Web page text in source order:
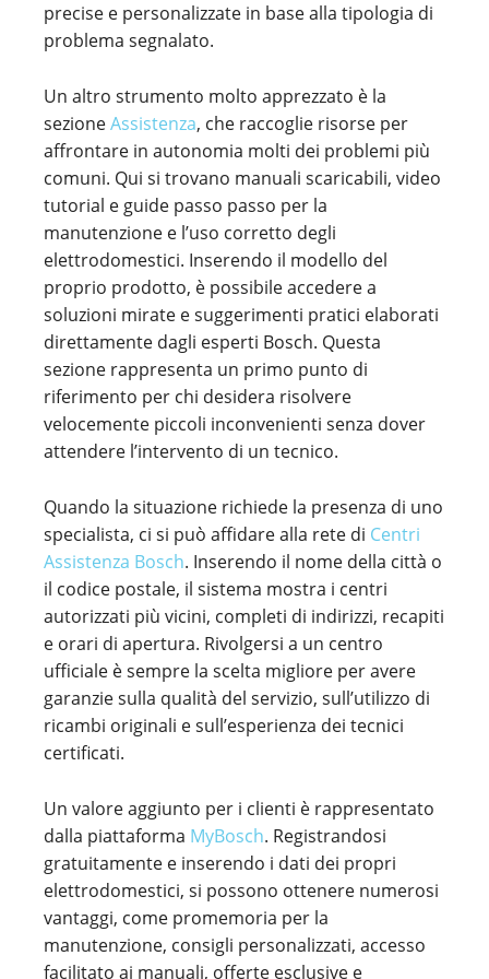
precise e personalizzate in base alla tipologia di
problema segnalato.
Un altro strumento molto apprezzato è la
sezioneAssistenza, che raccoglie risorse per
affrontare in autonomia molti dei problemi più
comuni. Qui si trovano manuali scaricabili, video
tutorial e guide passo passo per la
manutenzione e l’uso corretto degli
elettrodomestici. Inserendo il modello del
proprio prodotto, è possibile accedere a
soluzioni mirate e suggerimenti pratici elaborati
direttamente dagli esperti Bosch. Questa
sezione rappresenta un primo punto di
riferimento per chi desidera risolvere
velocemente piccoli inconvenienti senza dover
attendere l’intervento di un tecnico.
Quando la situazione richiede la presenza di uno
specialista, ci si può affidare alla rete di Centri
Assistenza Bosch. Inserendo il nome della città o
il codice postale, il sistema mostra i centri
autorizzati più vicini, completi di indirizzi, recapiti
e orari di apertura. Rivolgersi a un centro
ufficiale è sempre la scelta migliore per avere
garanzie sulla qualità del servizio, sull’utilizzo di
ricambi originali e sull’esperienza dei tecnici
certificati.
Un valore aggiunto per i clienti è rappresentato
dalla piattaforma MyBosch. Registrandosi
gratuitamente e inserendo i dati dei propri
elettrodomestici, si possono ottenere numerosi
vantaggi, come promemoria per la
manutenzione, consigli personalizzati, accesso
facilitato ai manuali, offerte esclusive e